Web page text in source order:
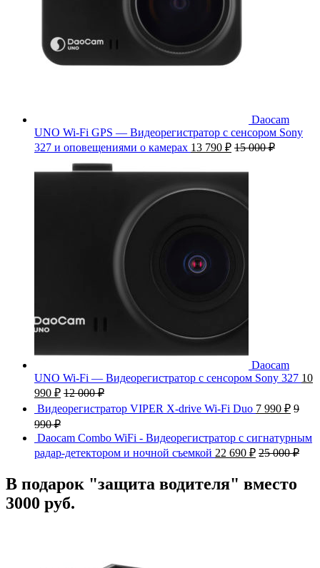
Daocam
UNO Wi-Fi GPS — Видеорегистратор с сенсором Sony
327 и оповещениями о камерах 13 790 ₽ 15 000₽
Daocam
UNO Wi-Fi — Видеорегистратор с сенсором Sony 327 10
990 ₽ 12 000₽
Видеорегистратор VIPER X-drive Wi-Fi Duo 7 990 ₽ 9
990₽
Daocam Combo WiFi - Видеорегистратор с сигнатурным
радар-детектором и ночной съемкой 22 690 ₽ 25 000₽
В подарок "защита водителя" вместо
3000 руб.